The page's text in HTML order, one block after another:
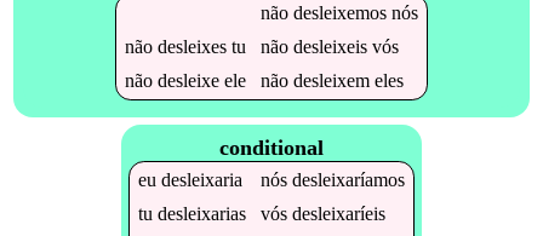
não desleixemosnós
não desleixestu não desleixeisvós
não desleixeele não desleixemeles
conditional
eu desleixaria nós desleixaríamos
tu desleixarias vós desleixaríeis